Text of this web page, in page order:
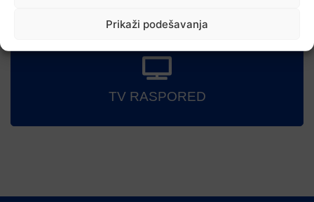
Prikaži podešavanja
TV RASPORED